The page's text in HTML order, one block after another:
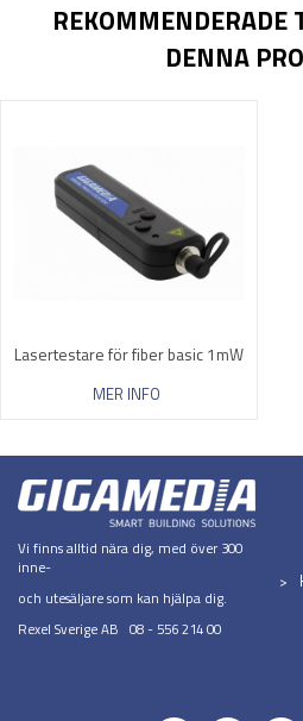
REKOMMENDERADE
DENNA
Lasertestare för fiber basic 1mW
MER INFO
Vi finns alltid nära dig, med över 300
inne-
och utesäljare som kan hjälpa dig.
Rexel Sverige AB 08 - 556 214 00